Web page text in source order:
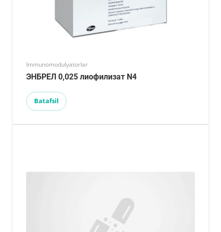
Immunomodulyatorlar
ЭНБРЕЛ 0,025 лиофилизат N4
Batafsil